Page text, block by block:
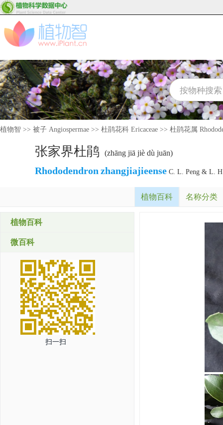
植物智 >> 被子 Angiospermae >> 杜鹃花科 Ericaceae >> 杜鹃花属
张家界杜鹃 (zhāng jiā jiè dù juān)
Rhododendron zhangjiajieense C. L. Peng & L.
植物百科 名称分类
植物百科
微百科
扫一扫